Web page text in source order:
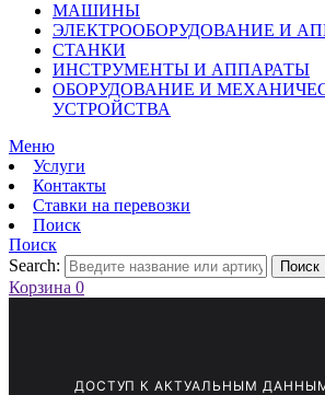
МАШИНЫ
ЭЛЕКТРООБОРУДОВАНИЕ И
СТАНКИ
ИНСТРУМЕНТЫ И АППАРАТЫ
ОБОРУДОВАНИЕ И
УСТРОЙСТВА
Меню
Услуги
Контакты
Ставки на перевозки
Поиск
Поиск
Search:
Поиск
Корзина 0
ДОСТУП К АКТУАЛЬНЫМ